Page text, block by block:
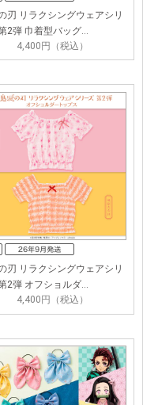
刃 リラクシングウェアシリ
2弾 巾着型バッグ…
4,400円（税込）
刃 リラクシングウェアシリ
2弾 オフショルダ…
4,400円（税込）